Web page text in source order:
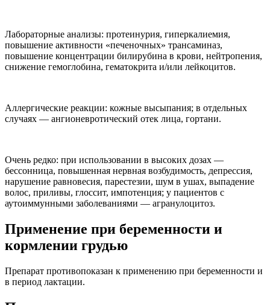
Лабораторные анализы: протеинурия, гиперкалиемия,
повышение активности «печеночных» трансаминаз,
повышение концентрации билирубина в крови, нейтропения,
снижение гемоглобина, гематокрита и/или лейкоцитов.
Аллергические реакции: кожные высыпания; в отдельных
случаях — ангионевротический отек лица, гортани.
Очень редко: при использовании в высоких дозах —
бессонница, повышенная нервная возбудимость, депрессия,
нарушение равновесия, парестезии, шум в ушах, выпадение
волос, приливы, глоссит, импотенция; у пациентов с
аутоиммунными заболеваниями — агранулоцитоз.
Применение при беременности и
кормлении грудью
Препарат противопоказан к применению при беременности и
в период лактации.